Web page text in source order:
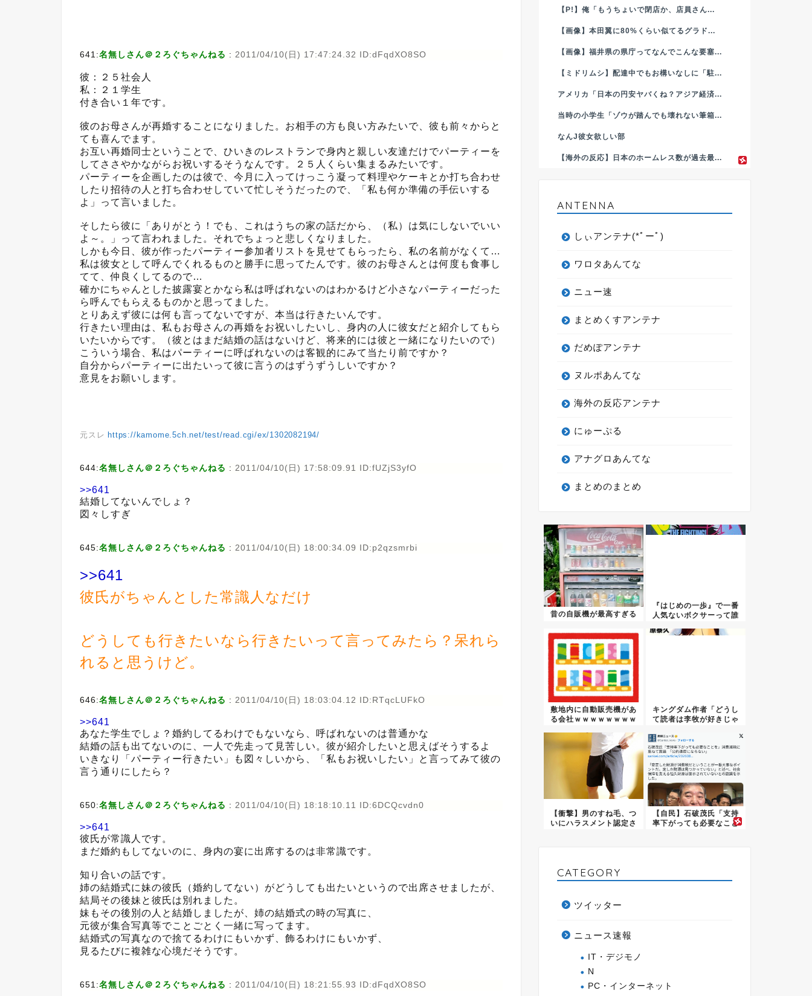
641:名無しさん＠２ろぐちゃんねる : 2011/04/10(日) 17:47:24.32 ID:dFqdXO8SO
彼：２５社会人
私：２１学生
付き合い１年です。
彼のお母さんが再婚することになりました。お相手の方も良い方みたいで、彼も前々からと
ても喜んでます。
お互い再婚同士ということで、ひいきのレストランで身内と親しい友達だけでパーティーを
してささやかながらお祝いするそうなんです。２５人くらい集まるみたいです。
パーティーを企画したのは彼で、今月に入ってけっこう凝って料理やケーキとか打ち合わせ
したり招待の人と打ち合わせしていて忙しそうだったので、「私も何か準備の手伝いする
よ」って言いました。
そしたら彼に「ありがとう！でも、これはうちの家の話だから、（私）は気にしないでいい
よ～。」って言われました。それでちょっと悲しくなりました。
しかも今日、彼が作ったパーティー参加者リストを見せてもらったら、私の名前がなくて…
私は彼女として呼んでくれるものと勝手に思ってたんです。彼のお母さんとは何度も食事し
てて、仲良くしてるので…
確かにちゃんとした披露宴とかなら私は呼ばれないのはわかるけど小さなパーティーだった
ら呼んでもらえるものかと思ってました。
とりあえず彼には何も言ってないですが、本当は行きたいんです。
行きたい理由は、私もお母さんの再婚をお祝いしたいし、身内の人に彼女だと紹介してもら
いたいからです。（彼とはまだ結婚の話はないけど、将来的には彼と一緒になりたいので）
こういう場合、私はパーティーに呼ばれないのは客観的にみて当たり前ですか？
自分からパーティーに出たいって彼に言うのはずうずうしいですか？
意見をお願いします。
元スレ https://kamome.5ch.net/test/read.cgi/ex/1302082194/
644:名無しさん＠２ろぐちゃんねる : 2011/04/10(日) 17:58:09.91 ID:fUZjS3yfO
>>641
結婚してないんでしょ？
図々しすぎ
645:名無しさん＠２ろぐちゃんねる : 2011/04/10(日) 18:00:34.09 ID:p2qzsmrbi
>>641
彼氏がちゃんとした常識人なだけ
どうしても行きたいなら行きたいって言ってみたら？呆れら
れると思うけど。
646:名無しさん＠２ろぐちゃんねる : 2011/04/10(日) 18:03:04.12 ID:RTqcLUFkO
>>641
あなた学生でしょ？婚約してるわけでもないなら、呼ばれないのは普通かな
結婚の話も出てないのに、一人で先走って見苦しい。彼が紹介したいと思えばそうするよ
いきなり「パーティー行きたい」も図々しいから、「私もお祝いしたい」と言ってみて彼の
言う通りにしたら？
650:名無しさん＠２ろぐちゃんねる : 2011/04/10(日) 18:18:10.11 ID:6DCQcvdn0
>>641
彼氏が常識人です。
まだ婚約もしてないのに、身内の宴に出席するのは非常識です。
知り合いの話です。
姉の結婚式に妹の彼氏（婚約してない）がどうしても出たいというので出席させましたが、
結局その後妹と彼氏は別れました。
妹もその後別の人と結婚しましたが、姉の結婚式の時の写真に、
元彼が集合写真等でことごとく一緒に写ってます。
結婚式の写真なので捨てるわけにもいかず、飾るわけにもいかず、
見るたびに複雑な心境だそうです。
651:名無しさん＠２ろぐちゃんねる : 2011/04/10(日) 18:21:55.93 ID:dFqdXO8SO
【P!】俺「もうちょいで閉店か、店員さん...
【画像】本田翼に80%くらい似てるグラド...
【画像】福井県の県庁ってなんでこんな要塞...
【ミドリムシ】配達中でもお構いなしに「駐...
アメリカ「日本の円安ヤバくね？アジア経済...
当時の小学生「ゾウが踏んでも壊れない筆箱...
なんJ彼女欲しい部
【海外の反応】日本のホームレス数が過去最...
ANTENNA
しぃアンテナ(*ﾟーﾟ)
ワロタあんてな
ニュー速
まとめくすアンテナ
だめぽアンテナ
ヌルポあんてな
海外の反応アンテナ
にゅーぷる
アナグロあんてな
まとめのまとめ
昔の自販機が最高すぎる
『はじめの一歩』で一番
人気ないボクサーって誰
敷地内に自動販売機があ
る会社ｗｗｗｗｗｗｗｗ
キングダム作者「どうし
て読者は李牧が好きじゃ
【衝撃】男のすね毛、つ
いにハラスメント認定さ
【自民】石破茂氏「支持
率下がっても必要なこと
CATEGORY
ツイッター
ニュース速報
IT・デジモノ
N
PC・インターネット